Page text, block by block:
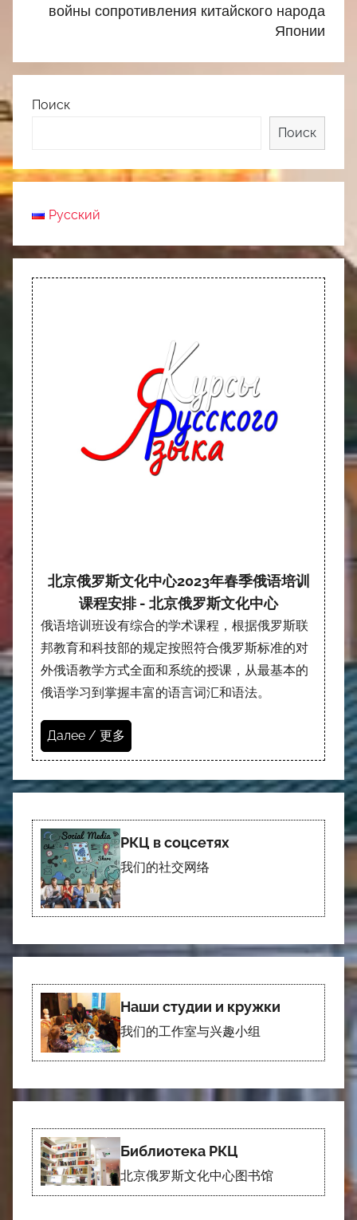
войны сопротивления китайского народа
Японии
Поиск
Поиск
Русский
北京俄罗斯文化中心2023年春季俄语培训
课程安排 - 北京俄罗斯文化中心
俄语培训班设有综合的学术课程，根据俄罗斯联
邦教育和科技部的规定按照符合俄罗斯标准的对
外俄语教学方式全面和系统的授课，从最基本的
俄语学习到掌握丰富的语言词汇和语法。
Далее / 更多
РКЦ в соцсетях
我们的社交网络
Наши студии и кружки
我们的工作室与兴趣小组
Библиотека РКЦ
北京俄罗斯文化中心图书馆